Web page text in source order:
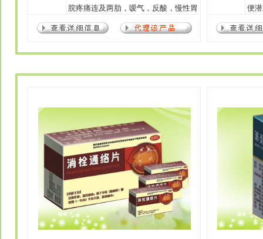
脘疼痛连及两肋，嗳气，反酸，慢性胃
炎见上述证候者。
便